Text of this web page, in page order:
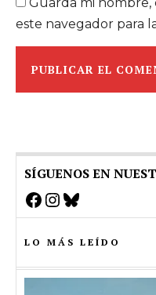
este navegador para
SÍGUENOS EN
Facebook
Instagram
Bluesky
LO MÁS LEÍDO